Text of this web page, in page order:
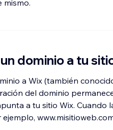
mismo.
dominio a tu
a Wix (también
del dominio
a tu sitio Wix. Cuando